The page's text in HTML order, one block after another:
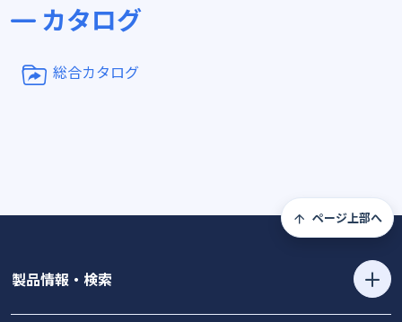
カタログ
総合カタログ
ページ上部へ
製品情報・検索